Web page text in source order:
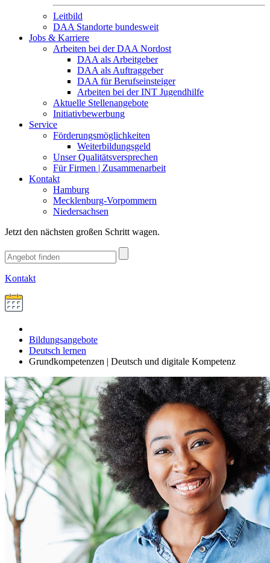
Leitbild
DAA Standorte bundesweit
Jobs & Karriere
Arbeiten bei der DAA Nordost
DAA als Arbeitgeber
DAA als Auftraggeber
DAA für Berufseinsteiger
Arbeiten bei der INT Jugendhilfe
Aktuelle Stellenangebote
Initiativbewerbung
Service
Förderungsmöglichkeiten
Weiterbildungsgeld
Unser Qualitätsversprechen
Für Firmen | Zusammenarbeit
Kontakt
Hamburg
Mecklenburg-Vorpommern
Niedersachsen
Jetzt den nächsten großen Schritt wagen.
Kontakt
Bildungsangebote
Deutsch lernen
Grundkompetenzen | Deutsch und digitale Kompetenz